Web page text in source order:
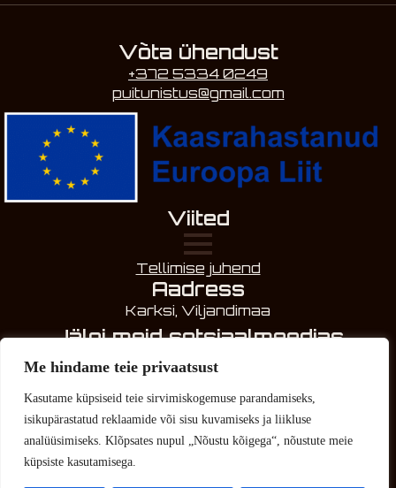
Me hindame teie privaatsust
Kasutame küpsiseid teie sirvimiskogemuse parandamiseks,
isikupärastatud reklaamide või sisu kuvamiseks ja liikluse
analüüsimiseks. Klõpsates nupul „Nõustu kõigega“, nõustute meie
küpsiste kasutamisega.
Võta ühendust
+372 5334 0249
puitunistus@gmail.com
Viited
Tellimise juhend
Aadress
Karksi, Viljandimaa
Jälgi meid sotsiaalmeedias